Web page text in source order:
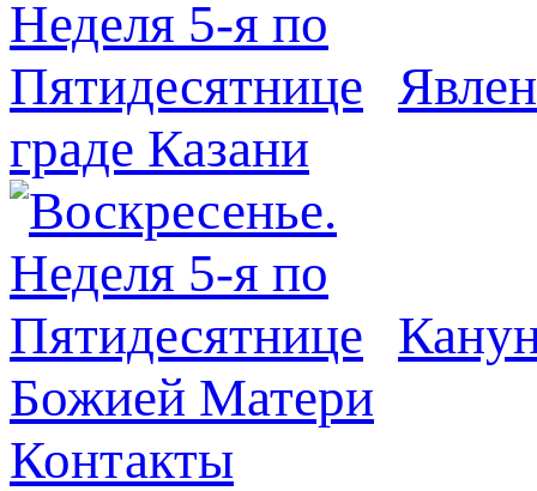
граде Казани
Божией Матери
Контакты